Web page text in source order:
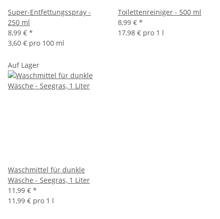
Super-Entfettungsspray -
250 ml
8,99 € *
3,60 € pro 100 ml
Toilettenreiniger - 500 ml
8,99 € *
17,98 € pro 1 l
Auf Lager
Waschmittel für dunkle
Wäsche - Seegras, 1 Liter
11,99 € *
11,99 € pro 1 l